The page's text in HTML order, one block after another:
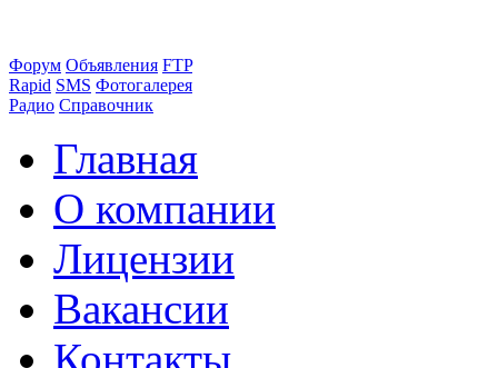
Форум Объявления FTP
Rapid SMS Фотогалерея
Радио Справочник
Главная
О компании
Лицензии
Вакансии